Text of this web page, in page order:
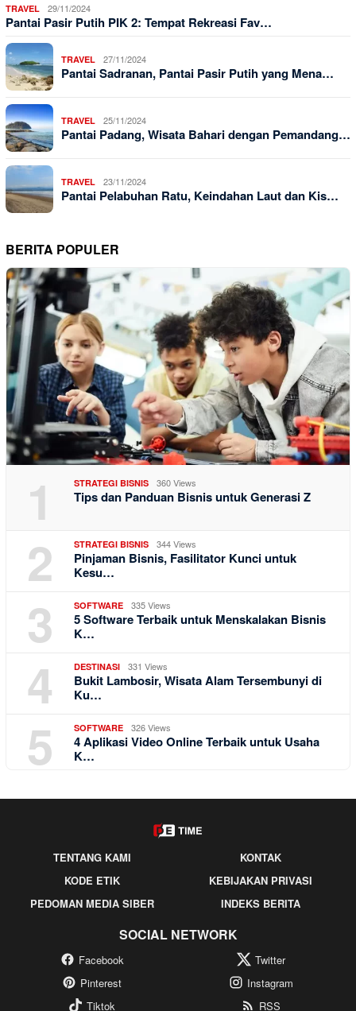
TRAVEL 29/11/2024
Pantai Pasir Putih PIK 2: Tempat Rekreasi Fav…
TRAVEL 27/11/2024
Pantai Sadranan, Pantai Pasir Putih yang Mena…
TRAVEL 25/11/2024
Pantai Padang, Wisata Bahari dengan Pemandang…
TRAVEL 23/11/2024
Pantai Pelabuhan Ratu, Keindahan Laut dan Kis…
BERITA POPULER
1 STRATEGI BISNIS 360 Views
Tips dan Panduan Bisnis untuk Generasi Z
2 STRATEGI BISNIS 344 Views
Pinjaman Bisnis, Fasilitator Kunci untuk
Kesu…
3 SOFTWARE 335 Views
5 Software Terbaik untuk Menskalakan Bisnis
K…
4 DESTINASI 331 Views
Bukit Lambosir, Wisata Alam Tersembunyi di
Ku…
5 SOFTWARE 326 Views
4 Aplikasi Video Online Terbaik untuk Usaha
K…
TENTANG KAMI
KONTAK
KODE ETIK
KEBIJAKAN PRIVASI
PEDOMAN MEDIA SIBER
INDEKS BERITA
SOCIAL NETWORK
Facebook
Twitter
Pinterest
Instagram
Tiktok
RSS